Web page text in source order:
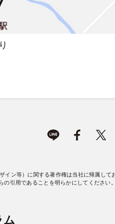
イン等）に関する著作権は当社に帰属し
の引用であることを明らかにしてくださ
ム